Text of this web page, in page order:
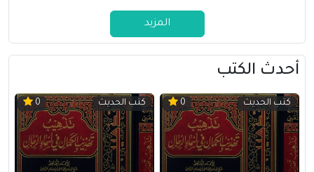
المزيد
أحدث الكتب
كتب الحديث 0 كتب الحديث 0